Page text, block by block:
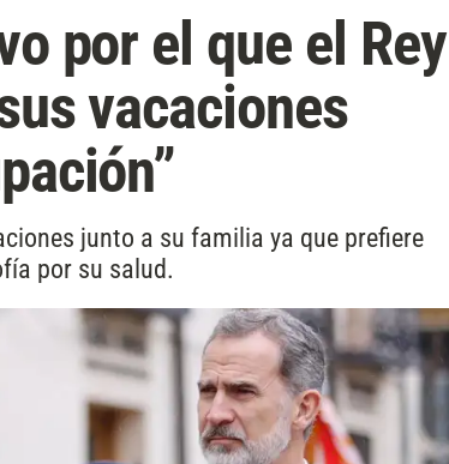
por el que el Rey
vacaciones
junto a su familia ya que prefiere
por su salud.